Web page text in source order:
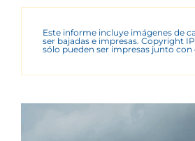
Este informe incluye imágenes de
ser bajadas e impresas. Copyright
sólo pueden ser impresas junto